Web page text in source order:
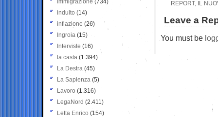
REPORT, IL
Leave a
You must be
Immigrazione (734)
indulto (14)
inflazione (26)
Ingroia (15)
Interviste (16)
la casta (1.394)
La Destra (45)
La Sapienza (5)
Lavoro (1.316)
LegaNord (2.411)
Letta Enrico (154)